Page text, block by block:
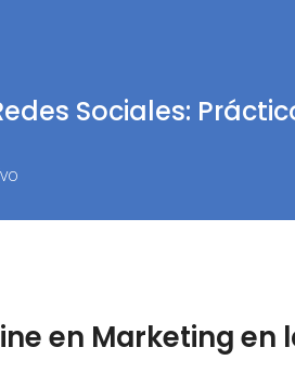
Sociales:
en Marketing en